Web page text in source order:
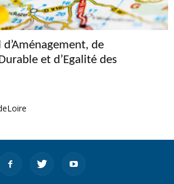
de
et d’Egalité des